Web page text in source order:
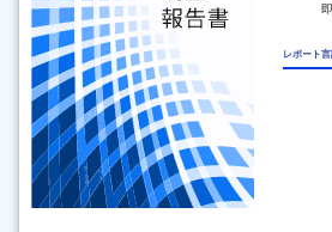
レポート